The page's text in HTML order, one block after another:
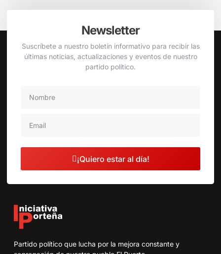
Newsletter
Suscríbete a nuestro boletín informativo para recibir las
últimas noticias, actualizaciones y eventos de nuestro
partido político.
¡Quiero estar al día!
Partido político que lucha por la mejora constante y